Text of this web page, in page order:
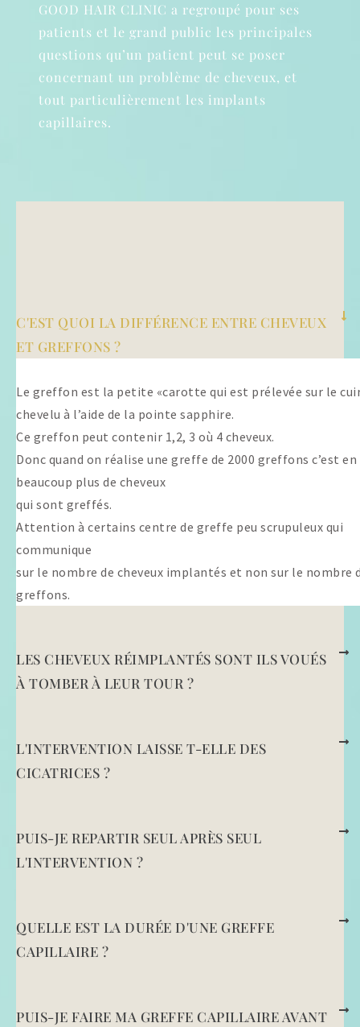
GOOD HAIR CLINIC a regroupé pour ses
patients et le grand public les principales
questions qu’un patient peut se poser
concernant un problème de cheveux, et
tout particulièrement les implants
capillaires.
C'EST QUOI LA DIFFÉRENCE ENTRE CHEVEUX
ET GREFFONS ?
Le greffon est la petite «carotte qui est prélevée sur le
chevelu à l’aide de la pointe sapphire.
Ce greffon peut contenir 1,2, 3 où 4 cheveux.
Donc quand on réalise une greffe de 2000 greffons c’est
beaucoup plus de cheveux
qui sont greffés.
Attention à certains centre de greffe peu scrupuleux qui
communique
sur le nombre de cheveux implantés et non sur le nombre
greffons.
LES CHEVEUX RÉIMPLANTÉS SONT ILS VOUÉS
À TOMBER À LEUR TOUR ?
L'INTERVENTION LAISSE T-ELLE DES
CICATRICES ?
PUIS-JE REPARTIR SEUL APRÈS SEUL
L'INTERVENTION ?
QUELLE EST LA DURÉE D'UNE GREFFE
CAPILLAIRE ?
PUIS-JE FAIRE MA GREFFE CAPILLAIRE AVANT